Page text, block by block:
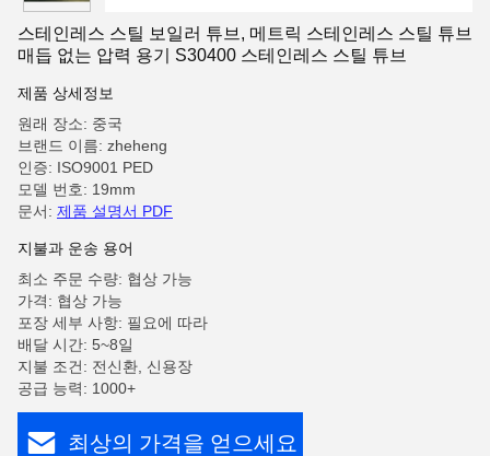
스테인레스 스틸 보일러 튜브, 메트릭 스테인레스 스틸 튜브
매듭 없는 압력 용기 S30400 스테인레스 스틸 튜브
제품 상세정보
원래 장소: 중국
브랜드 이름: zheheng
인증: ISO9001 PED
모델 번호: 19mm
문서: 제품 설명서 PDF
지불과 운송 용어
최소 주문 수량: 협상 가능
가격: 협상 가능
포장 세부 사항: 필요에 따라
배달 시간: 5~8일
지불 조건: 전신환, 신용장
공급 능력: 1000+
최상의 가격을 얻으세요